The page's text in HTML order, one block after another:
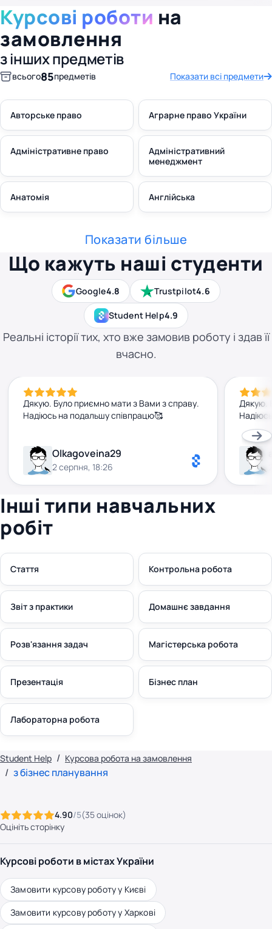
Курсові роботи на
замовлення
з інших предметів
всього85предметів Показати всі предмети
Авторське право Аграрне право України
Адміністративне право
Адміністративний
менеджмент
Анатомія Англійська
Показати більше
Google4.8 Trustpilot4.6
Student Help4.9
Що кажуть наші студенти
Реальні історії тих, хто вже замовив роботу і здав її
вчасно.
Дякую. Було приємно мати з Вами з справу.
Надіюсь на подальшу співпрацю🥰
Olkagoveina29
2 серпня, 18:26
Дякую.
Інші типи навчальних
робіт
Стаття Контрольна робота
Звіт з практики Домашнє завдання
Розв'язання задач Магістерська робота
Презентація Бізнес план
Лабораторна робота
Student Help Курсова робота на замовлення
з бізнес планування
4.90/5(35оцінок)
Оцініть сторінку
Курсові роботи в містах України
Замовити курсову роботу у Києві
Замовити курсову роботу у Харкові